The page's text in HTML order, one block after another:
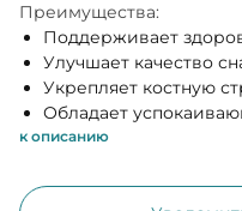
Преимущества:
Поддерживает
Улучшает качество
Укрепляет костную
Обладает
к описанию